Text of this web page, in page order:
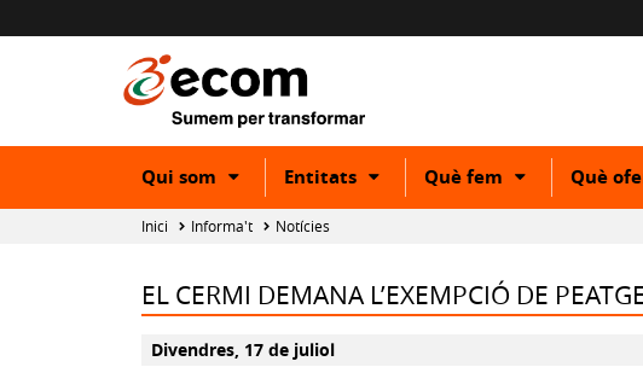
Qui som
Show
hide
Entitats
ShowQuè fem
ShowQuè
Inici Informa't Notícies
EL CERMI DEMANA L’EXEMPCIÓ DE
Divendres, 17 de juliol